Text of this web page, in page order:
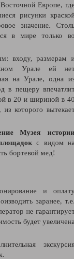
Европе,
рисунки
значение.
в мире только
входу, размерам
Урале ей
на Урале, одна
в пещеру
в 20 и шириной в
которого
Музея
площадокс видом
бортевой мед!
и
заранее,
не
будет